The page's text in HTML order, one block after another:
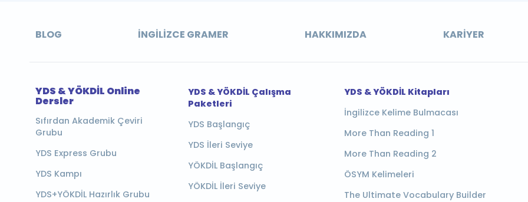
BLOG İNGILIZCE GRAMER HAKKIMIZDA KARIYER
YDS & YÖKDİL Online
Dersler
Sıfırdan Akademik Çeviri
Grubu
YDS Express Grubu
YDS Kampı
YDS+YÖKDİL Hazırlık Grubu
YDS & YÖKDİL Çalışma
Paketleri
YDS Başlangıç
YDS İleri Seviye
YÖKDİL Başlangıç
YÖKDİL İleri Seviye
YDS & YÖKDİL Kitapları
İngilizce Kelime Bulmacası
More Than Reading 1
More Than Reading 2
ÖSYM Kelimeleri
The Ultimate Vocabulary Builder